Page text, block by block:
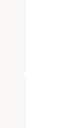
Affirmationen,